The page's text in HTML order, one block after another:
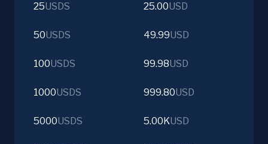
25USDS 25.00USD
50USDS 49.99USD
100USDS 99.98USD
1000USDS 999.80USD
5000USDS 5.00KUSD